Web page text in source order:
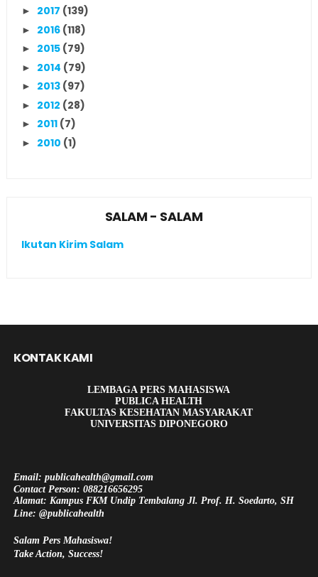
► 2017 (139)
► 2016 (118)
► 2015 (79)
► 2014 (79)
► 2013 (97)
► 2012 (28)
► 2011 (7)
► 2010 (1)
SALAM - SALAM
Ikutan Kirim Salam
KONTAK KAMI
LEMBAGA PERS MAHASISWA
PUBLICA HEALTH
FAKULTAS KESEHATAN MASYARAKAT
UNIVERSITAS DIPONEGORO
Email: publicahealth@gmail.com
Contact Person: 088216656295
Alamat: Kampus FKM Undip Tembalang Jl. Prof. H. Soedarto, SH
Line: @publicahealth
Salam Pers Mahasiswa!
Take Action, Success!